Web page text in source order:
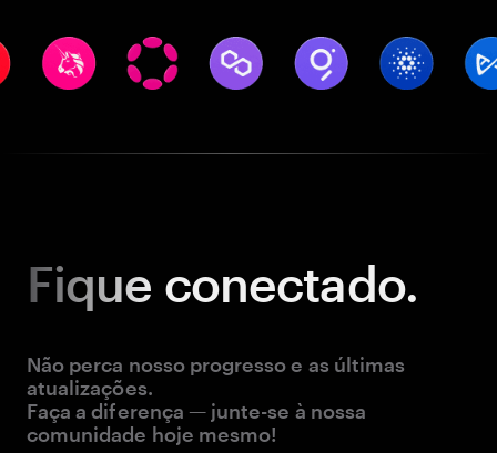
Fique conectado.
Não perca nosso progresso e as últimas
atualizações.
Faça a diferença — junte-se à nossa
comunidade hoje mesmo!